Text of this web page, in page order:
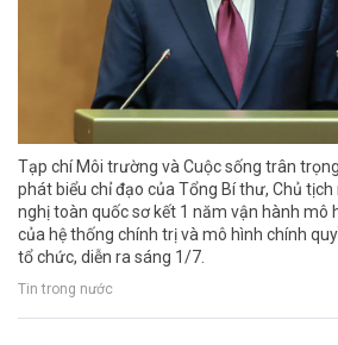
Tạp chí Môi trường và Cuộc sống trân
phát biểu chỉ đạo của Tổng Bí thư, Chủ
nghị toàn quốc sơ kết 1 năm vận hành mô
của hệ thống chính trị và mô hình chính
tổ chức, diễn ra sáng 1/7.
Tin trong nước